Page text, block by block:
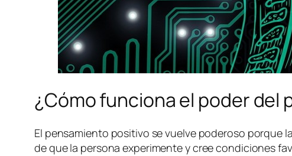
¿Cómo funciona el poder del
El pensamiento positivo se vuelve poderoso porque
de que la persona experimente y cree condiciones